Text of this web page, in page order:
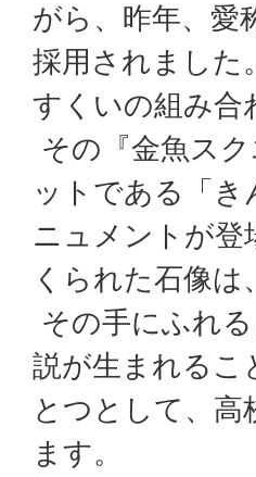
がら、昨年、愛
採用されました
すくいの組み合
その『金魚ス
ットである「
ニュメントが登
くられた石像
その手にふれ
説が生まれるこ
とつとして、
ます。